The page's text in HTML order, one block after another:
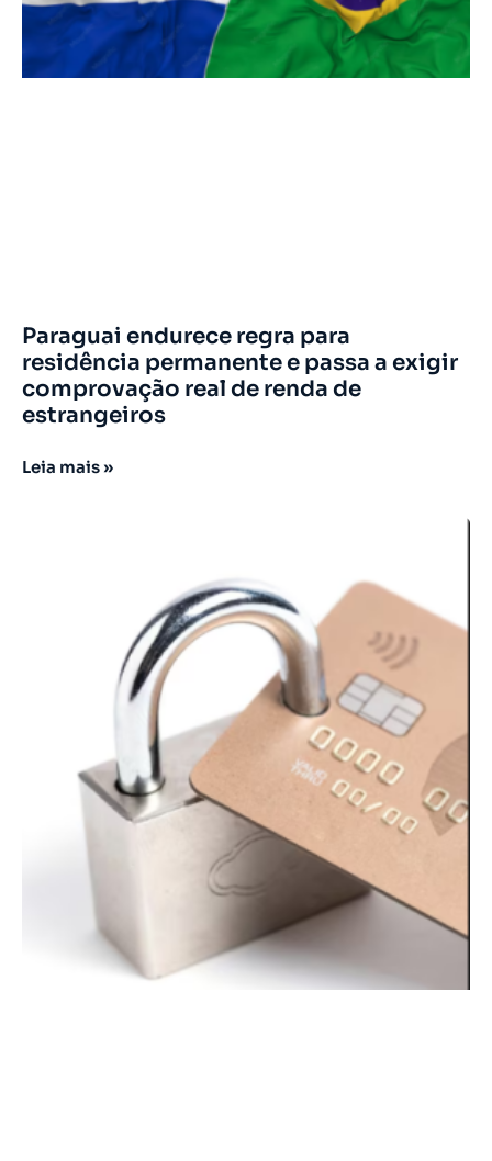
Paraguai endurece regra para
residência permanente e passa a exigir
comprovação real de renda de
estrangeiros
Leia mais »